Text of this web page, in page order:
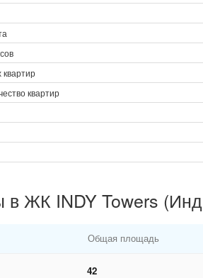
квартир
в ЖК INDY Towers
Общая площадь
42